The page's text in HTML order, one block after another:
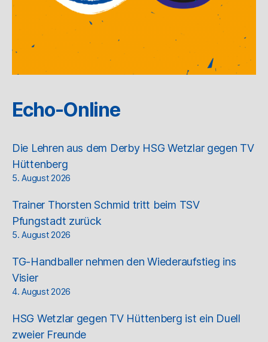
Echo-Online
Die Lehren aus dem Derby HSG Wetzlar gegen TV
Hüttenberg
5. August 2026
Trainer Thorsten Schmid tritt beim TSV
Pfungstadt zurück
5. August 2026
TG-Handballer nehmen den Wiederaufstieg ins
Visier
4. August 2026
HSG Wetzlar gegen TV Hüttenberg ist ein Duell
zweier Freunde